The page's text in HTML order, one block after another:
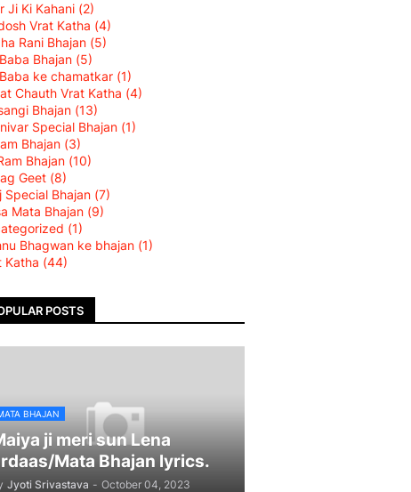
Ji Ki Kahani (2)
Vrat Katha (4)
Rani Bhajan (5)
Bhajan (5)
ke chamatkar (1)
Chauth Vrat Katha (4)
Bhajan (13)
Special Bhajan (1)
Bhajan (3)
Bhajan (10)
Geet (8)
Special Bhajan (7)
Mata Bhajan (9)
(1)
Bhagwan ke bhajan (1)
Katha (44)
POSTS
BHAJAN
ji meri sun Lena
Mata Bhajan lyrics.
Jyoti Srivastava - October 04, 2023